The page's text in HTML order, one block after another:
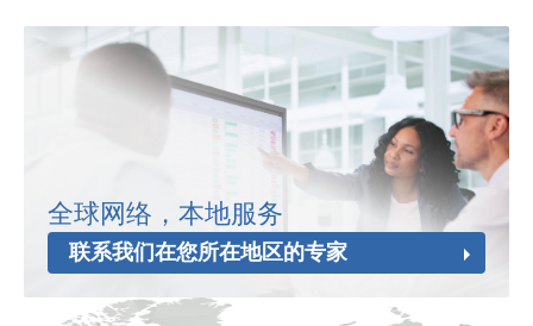
全球网络，本地服务
联系我们在您所在地区的专家